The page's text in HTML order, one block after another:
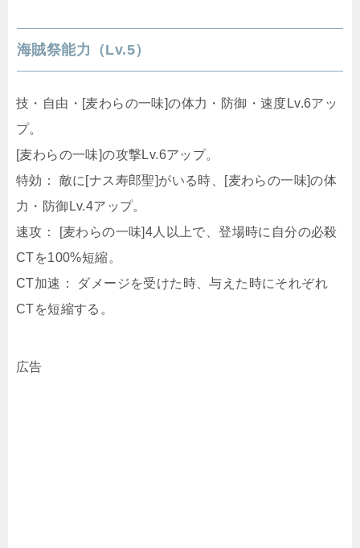
海賊祭能力（Lv.5）
技・自由・[麦わらの一味]の体力・防御・速度Lv.6アッ
プ。
[麦わらの一味]の攻撃Lv.6アップ。
特効： 敵に[ナス寿郎聖]がいる時、[麦わらの一味]の体
力・防御Lv.4アップ。
速攻： [麦わらの一味]4人以上で、登場時に自分の必殺
CTを100%短縮。
CT加速： ダメージを受けた時、与えた時にそれぞれ
CTを短縮する。
広告